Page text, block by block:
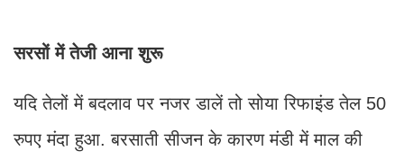
सरसों में तेजी आना शुरू
यदि तेलों में बदलाव पर नजर डालें तो सोया रिफाइंड तेल 50
रुपए मंदा हुआ. बरसाती सीजन के कारण मंडी में माल की